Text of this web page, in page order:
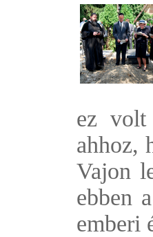
ez volt
ahhoz,
Vajon
ebben
emberi